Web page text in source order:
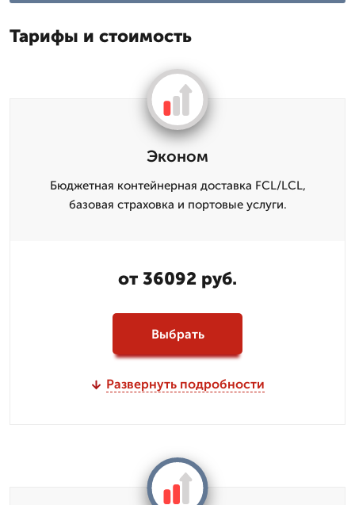
Тарифы и стоимость
Эконом
Бюджетная контейнерная доставка FCL/LCL,
базовая страховка и портовые услуги.
от 36092 руб.
Выбрать
Развернуть подробности